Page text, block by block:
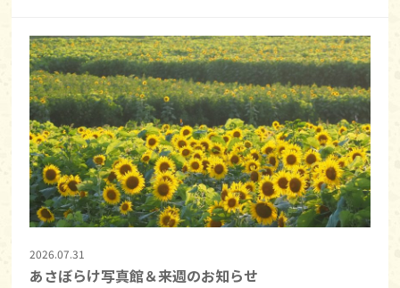
2026.07.31
あさぼらけ写真館＆来週のお知らせ